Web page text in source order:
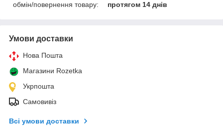
обмін/повернення товару:
протягом 14 днів
Умови доставки
Нова Пошта
Магазини Rozetka
Укрпошта
Самовивіз
Всі умови доставки